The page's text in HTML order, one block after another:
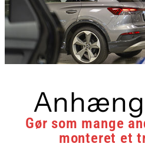
Gør som mange
monteret et